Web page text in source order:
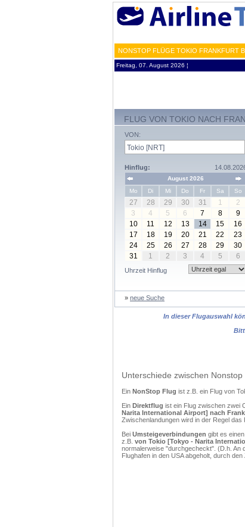
NONSTOP FLÜGE TOKIO FRANKFURT
Freitag, 07. August 2026 ¦
FLUG VON TOKIO NACH
VON:
Hinflug:
August 2026
Mo
Di Mi Do Fr Sa So
27 28 29 30 31 1
2
3
4 5 6 7 8
9
10
11 12 13 14 15
16
17
18 19 20 21 22
23
24
25 26 27 28 29
30
31
1 2 3 4 5 6
Uhrzeit Hinflug
» neue Suche
In dieser Flugauswahl
Unterschiede zwischen
Ein NonStop Flug ist z.B. ein Flug von
Ein Direktflug ist ein Flug zwischen zwei
Narita International Airport] nach
Zwischenlandungen wird in der Regel
Bei Umsteigeverbindungen gibt es
z.B. von Tokio [Tokyo - Narita
normalerweise "durchgecheckt". (D.h. An
Flughafen in den USA abgeholt, durch